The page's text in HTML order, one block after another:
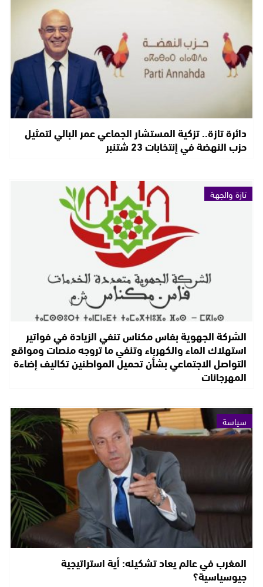
دائرة تازة.. تزكية المستشار الجماعي عمر البالي لتمثيل
حزب النهضة في إنتخابات 23 شتنبر
تازة والجهة
الشركة الجهوية بفاس مكناس تنفي الزيادة في فواتير
استهلاك الماء والكهرباء وتنفي ما تروجه منصات ومواقع
التواصل الاجتماعي بشأن تحميل المواطنين تكاليف إضاءة
المهرجانات
سياسة
المغرب في عالم يعاد تشكيله: أية استراتيجية
جيوسياسية؟